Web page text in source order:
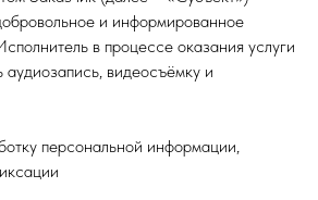
и информированное
в процессе оказания услуги
аудиозапись, видеосъёмку и
персональной информации,